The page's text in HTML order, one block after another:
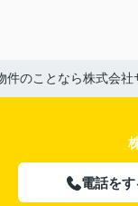
のことなら株式会社
電話をす